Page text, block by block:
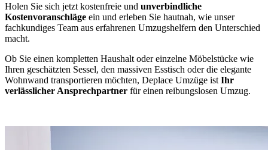
Holen Sie sich jetzt kostenfreie und unverbindliche
Kostenvoranschläge ein und erleben Sie hautnah, wie unser
fachkundiges Team aus erfahrenen Umzugshelfern den Unterschied
macht.
Ob Sie einen kompletten Haushalt oder einzelne Möbelstücke wie
Ihren geschätzten Sessel, den massiven Esstisch oder die elegante
Wohnwand transportieren möchten, Deplace Umzüge ist Ihr
verlässlicher Ansprechpartner für einen reibungslosen Umzug.